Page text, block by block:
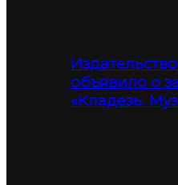
объявило о
«Кладезь.